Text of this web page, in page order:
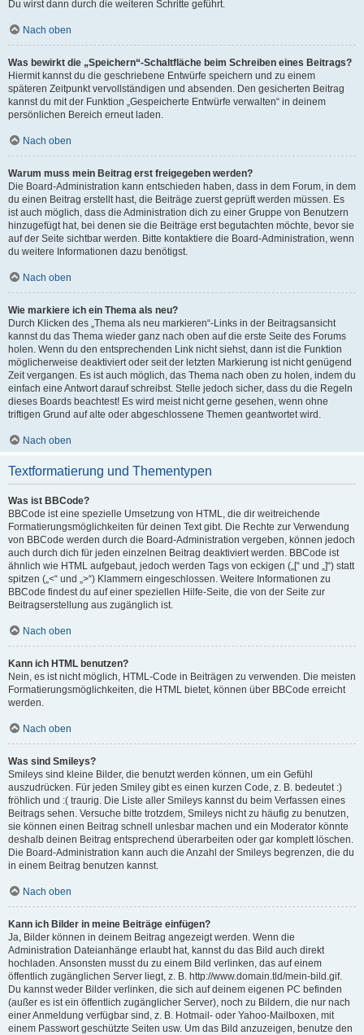
Du wirst dann durch die weiteren Schritte geführt.
Nach oben
Was bewirkt die „Speichern“-Schaltfläche beim Schreiben eines Beitrags?
Hiermit kannst du die geschriebene Entwürfe speichern und zu einem
späteren Zeitpunkt vervollständigen und absenden. Den gesicherten Beitrag
kannst du mit der Funktion „Gespeicherte Entwürfe verwalten“ in deinem
persönlichen Bereich erneut laden.
Nach oben
Warum muss mein Beitrag erst freigegeben werden?
Die Board-Administration kann entschieden haben, dass in dem Forum, in dem
du einen Beitrag erstellt hast, die Beiträge zuerst geprüft werden müssen. Es
ist auch möglich, dass die Administration dich zu einer Gruppe von Benutzern
hinzugefügt hat, bei denen sie die Beiträge erst begutachten möchte, bevor sie
auf der Seite sichtbar werden. Bitte kontaktiere die Board-Administration, wenn
du weitere Informationen dazu benötigst.
Nach oben
Wie markiere ich ein Thema als neu?
Durch Klicken des „Thema als neu markieren“-Links in der Beitragsansicht
kannst du das Thema wieder ganz nach oben auf die erste Seite des Forums
holen. Wenn du den entsprechenden Link nicht siehst, dann ist die Funktion
möglicherweise deaktiviert oder seit der letzten Markierung ist nicht genügend
Zeit vergangen. Es ist auch möglich, das Thema nach oben zu holen, indem du
einfach eine Antwort darauf schreibst. Stelle jedoch sicher, dass du die Regeln
dieses Boards beachtest! Es wird meist nicht gerne gesehen, wenn ohne
triftigen Grund auf alte oder abgeschlossene Themen geantwortet wird.
Nach oben
Textformatierung und Thementypen
Was ist BBCode?
BBCode ist eine spezielle Umsetzung von HTML, die dir weitreichende
Formatierungsmöglichkeiten für deinen Text gibt. Die Rechte zur Verwendung
von BBCode werden durch die Board-Administration vergeben, können jedoch
auch durch dich für jeden einzelnen Beitrag deaktiviert werden. BBCode ist
ähnlich wie HTML aufgebaut, jedoch werden Tags von eckigen („[“ und „]“) statt
spitzen („<“ und „>“) Klammern eingeschlossen. Weitere Informationen zu
BBCode findest du auf einer speziellen Hilfe-Seite, die von der Seite zur
Beitragserstellung aus zugänglich ist.
Nach oben
Kann ich HTML benutzen?
Nein, es ist nicht möglich, HTML-Code in Beiträgen zu verwenden. Die meisten
Formatierungsmöglichkeiten, die HTML bietet, können über BBCode erreicht
werden.
Nach oben
Was sind Smileys?
Smileys sind kleine Bilder, die benutzt werden können, um ein Gefühl
auszudrücken. Für jeden Smiley gibt es einen kurzen Code, z. B. bedeutet :)
fröhlich und :( traurig. Die Liste aller Smileys kannst du beim Verfassen eines
Beitrags sehen. Versuche bitte trotzdem, Smileys nicht zu häufig zu benutzen,
sie können einen Beitrag schnell unlesbar machen und ein Moderator könnte
deshalb deinen Beitrag entsprechend überarbeiten oder gar komplett löschen.
Die Board-Administration kann auch die Anzahl der Smileys begrenzen, die du
in einem Beitrag benutzen kannst.
Nach oben
Kann ich Bilder in meine Beiträge einfügen?
Ja, Bilder können in deinem Beitrag angezeigt werden. Wenn die
Administration Dateianhänge erlaubt hat, kannst du das Bild auch direkt
hochladen. Ansonsten musst du zu einem Bild verlinken, das auf einem
öffentlich zugänglichen Server liegt, z. B. http://www.domain.tld/mein-bild.gif.
Du kannst weder Bilder verlinken, die sich auf deinem eigenen PC befinden
(außer es ist ein öffentlich zugänglicher Server), noch zu Bildern, die nur nach
einer Anmeldung verfügbar sind, z. B. Hotmail- oder Yahoo-Mailboxen, mit
einem Passwort geschützte Seiten usw. Um das Bild anzuzeigen, benutze den